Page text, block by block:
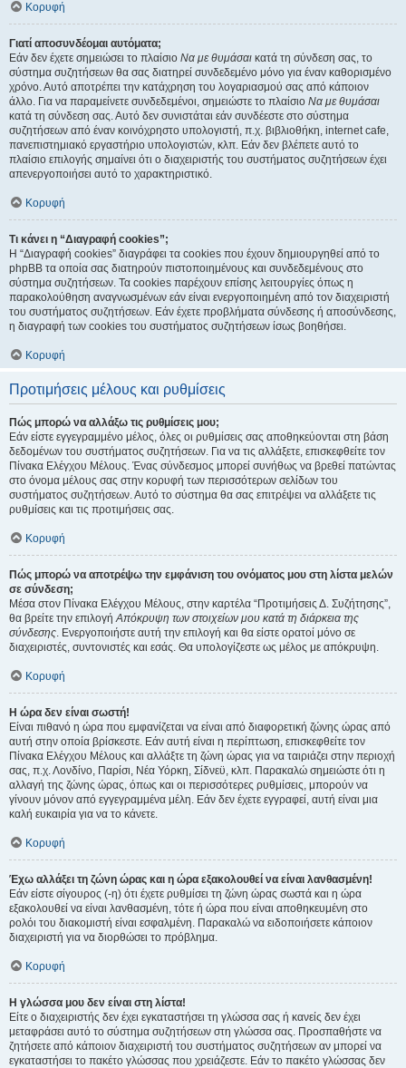
Κορυφή
Γιατί αποσυνδέομαι αυτόματα;
Εάν δεν έχετε σημειώσει το πλαίσιο Να με θυμάσαι κατά τη σύνδεση σας, το
σύστημα συζητήσεων θα σας διατηρεί συνδεδεμένο μόνο για έναν καθορισμένο
χρόνο. Αυτό αποτρέπει την κατάχρηση του λογαριασμού σας από κάποιον
άλλο. Για να παραμείνετε συνδεδεμένοι, σημειώστε το πλαίσιο Να με θυμάσαι
κατά τη σύνδεση σας. Αυτό δεν συνιστάται εάν συνδέεστε στο σύστημα
συζητήσεων από έναν κοινόχρηστο υπολογιστή, π.χ. βιβλιοθήκη, internet cafe,
πανεπιστημιακό εργαστήριο υπολογιστών, κλπ. Εάν δεν βλέπετε αυτό το
πλαίσιο επιλογής σημαίνει ότι ο διαχειριστής του συστήματος συζητήσεων έχει
απενεργοποιήσει αυτό το χαρακτηριστικό.
Κορυφή
Τι κάνει η “Διαγραφή cookies”;
Η “Διαγραφή cookies” διαγράφει τα cookies που έχουν δημιουργηθεί από το
phpBB τα οποία σας διατηρούν πιστοποιημένους και συνδεδεμένους στο
σύστημα συζητήσεων. Τα cookies παρέχουν επίσης λειτουργίες όπως η
παρακολούθηση αναγνωσμένων εάν είναι ενεργοποιημένη από τον διαχειριστή
του συστήματος συζητήσεων. Εάν έχετε προβλήματα σύνδεσης ή αποσύνδεσης,
η διαγραφή των cookies του συστήματος συζητήσεων ίσως βοηθήσει.
Κορυφή
Προτιμήσεις μέλους και ρυθμίσεις
Πώς μπορώ να αλλάξω τις ρυθμίσεις μου;
Εάν είστε εγγεγραμμένο μέλος, όλες οι ρυθμίσεις σας αποθηκεύονται στη βάση
δεδομένων του συστήματος συζητήσεων. Για να τις αλλάξετε, επισκεφθείτε τον
Πίνακα Ελέγχου Μέλους. Ένας σύνδεσμος μπορεί συνήθως να βρεθεί πατώντας
στο όνομα μέλους σας στην κορυφή των περισσότερων σελίδων του
συστήματος συζητήσεων. Αυτό το σύστημα θα σας επιτρέψει να αλλάξετε τις
ρυθμίσεις και τις προτιμήσεις σας.
Κορυφή
Πώς μπορώ να αποτρέψω την εμφάνιση του ονόματος μου στη λίστα μελών
σε σύνδεση;
Μέσα στον Πίνακα Ελέγχου Μέλους, στην καρτέλα “Προτιμήσεις Δ. Συζήτησης”,
θα βρείτε την επιλογήΑπόκρυψη των στοιχείων μου κατά τη διάρκεια της
σύνδεσης. Ενεργοποιήστε αυτή την επιλογή και θα είστε ορατοί μόνο σε
διαχειριστές, συντονιστές και εσάς. Θα υπολογίζεστε ως μέλος με απόκρυψη.
Κορυφή
Η ώρα δεν είναι σωστή!
Είναι πιθανό η ώρα που εμφανίζεται να είναι από διαφορετική ζώνης ώρας από
αυτή στην οποία βρίσκεστε. Εάν αυτή είναι η περίπτωση, επισκεφθείτε τον
Πίνακα Ελέγχου Μέλους και αλλάξτε τη ζώνη ώρας για να ταιριάζει στην περιοχή
σας, π.χ. Λονδίνο, Παρίσι, Νέα Υόρκη, Σίδνεϋ, κλπ. Παρακαλώ σημειώστε ότι η
αλλαγή της ζώνης ώρας, όπως και οι περισσότερες ρυθμίσεις, μπορούν να
γίνουν μόνον από εγγεγραμμένα μέλη. Εάν δεν έχετε εγγραφεί, αυτή είναι μια
καλή ευκαιρία για να το κάνετε.
Κορυφή
Έχω αλλάξει τη ζώνη ώρας και η ώρα εξακολουθεί να είναι λανθασμένη!
Εάν είστε σίγουρος (-η) ότι έχετε ρυθμίσει τη ζώνη ώρας σωστά και η ώρα
εξακολουθεί να είναι λανθασμένη, τότε ή ώρα που είναι αποθηκευμένη στο
ρολόι του διακομιστή είναι εσφαλμένη. Παρακαλώ να ειδοποιήσετε κάποιον
διαχειριστή για να διορθώσει το πρόβλημα.
Κορυφή
Η γλώσσα μου δεν είναι στη λίστα!
Είτε ο διαχειριστής δεν έχει εγκαταστήσει τη γλώσσα σας ή κανείς δεν έχει
μεταφράσει αυτό το σύστημα συζητήσεων στη γλώσσα σας. Προσπαθήστε να
ζητήσετε από κάποιον διαχειριστή του συστήματος συζητήσεων αν μπορεί να
εγκαταστήσει το πακέτο γλώσσας που χρειάζεστε. Εάν το πακέτο γλώσσας δεν